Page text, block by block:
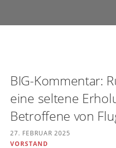
BIG-Kommentar:
eine seltene
Betroffene von
27. FEBRUAR 2025
VORSTAND